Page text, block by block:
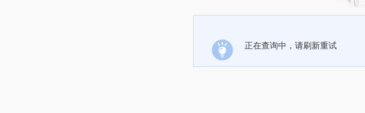
正在查询中，请刷新重试